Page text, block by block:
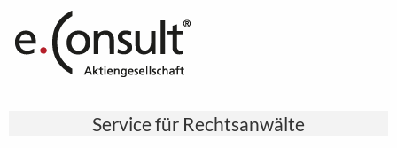
Service für Rechtsanwälte